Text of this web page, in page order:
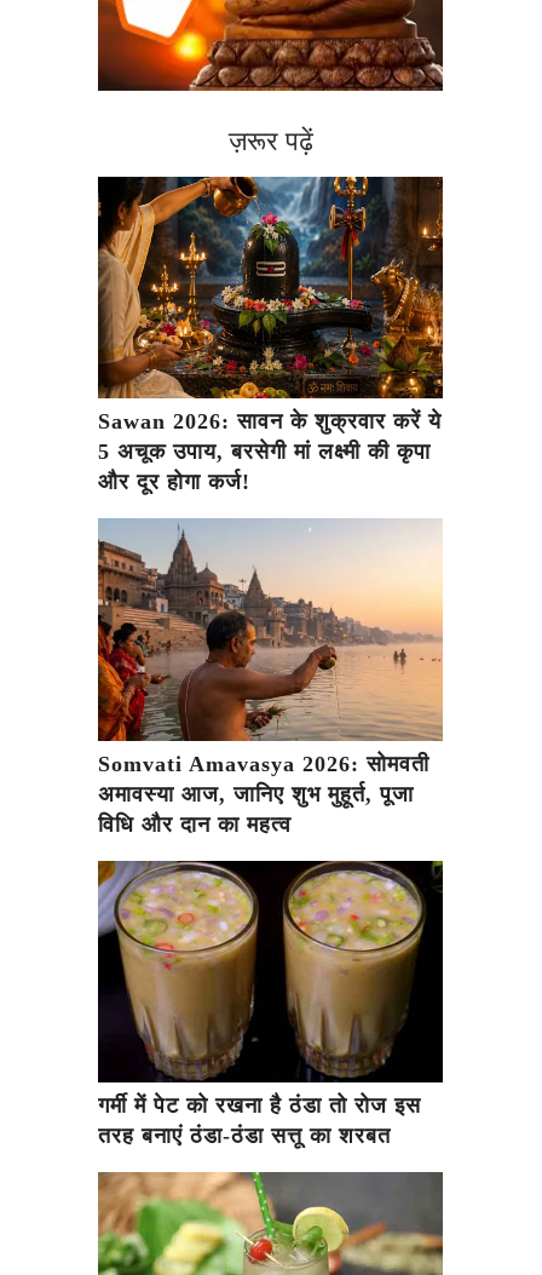
ज़रूर पढ़ें
Sawan 2026: सावन के शुक्रवार करें ये
5 अचूक उपाय, बरसेगी मां लक्ष्मी की कृपा
और दूर होगा कर्ज!
Somvati Amavasya 2026: सोमवती
अमावस्या आज, जानिए शुभ मुहूर्त, पूजा
विधि और दान का महत्व
गर्मी में पेट को रखना है ठंडा तो रोज इस
तरह बनाएं ठंडा-ठंडा सत्तू का शरबत